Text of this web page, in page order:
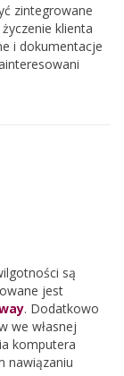
zintegrowane
klienta
i dokumentacje
są
jest
. Dodatkowo
we własnej
komputera
nawiązaniu